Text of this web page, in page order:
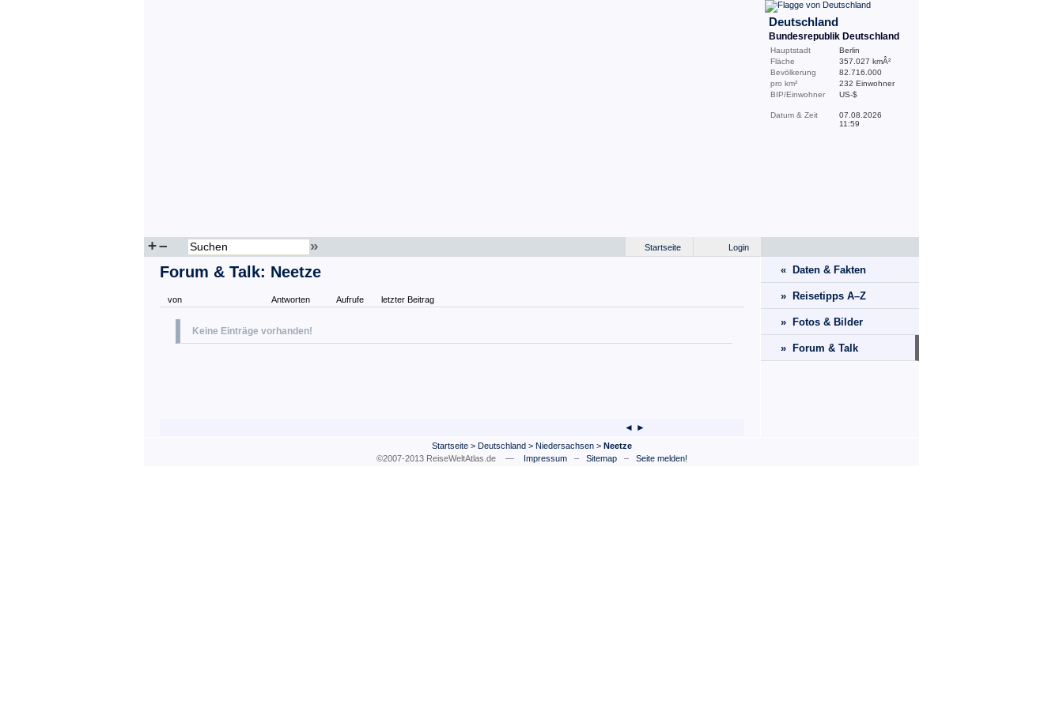
Deutschland
Bundesrepublik Deutschland
Hauptstadt
Berlin
Fläche
357.027 kmÂ²
Bevölkerung
82.716.000
pro km²
232 Einwohner
BIP/Einwohner
US-$
Datum & Zeit
07.08.2026
11:59
+– » Login
Startseite
Forum & Talk: Neetze
von Antworten Aufrufe letzter Beitrag
Keine Einträge vorhanden!
◄ ►
« Daten & Fakten
» Reisetipps A–Z
» Fotos & Bilder
» Forum & Talk
Startseite> Deutschland> Niedersachsen> Neetze
©2007-2013 ReiseWeltAtlas.de —
Impressum– Sitemap– Seite melden!